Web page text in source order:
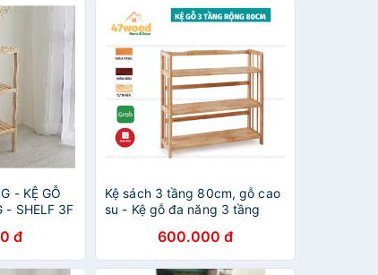
- KỆ GỖ
- SHELF 3F
đ
Kệ sách 3 tầng 80cm, gỗ cao
su - Kệ gỗ đa năng 3 tầng
600.000 đ